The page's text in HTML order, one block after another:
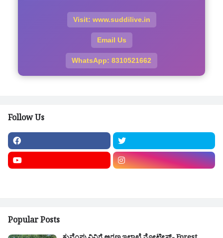
Visit: www.suddilive.in
Email Us
WhatsApp: 8310521662
Follow Us
Popular Posts